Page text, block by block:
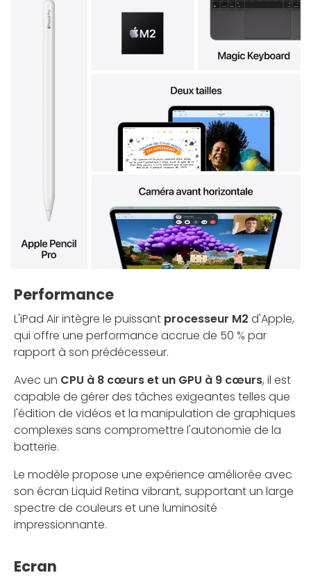
Performance
L'iPad Air intègre le puissant processeur M2 d'Apple,
qui offre une performance accrue de 50 % par
rapport à son prédécesseur.
Avec un CPU à 8 cœurs et un GPU à 9 cœurs, il est
capable de gérer des tâches exigeantes telles que
l'édition de vidéos et la manipulation de graphiques
complexes sans compromettre l'autonomie de la
batterie.
Le modèle propose une expérience améliorée avec
son écran Liquid Retina vibrant, supportant un large
spectre de couleurs et une luminosité
impressionnante.
Ecran